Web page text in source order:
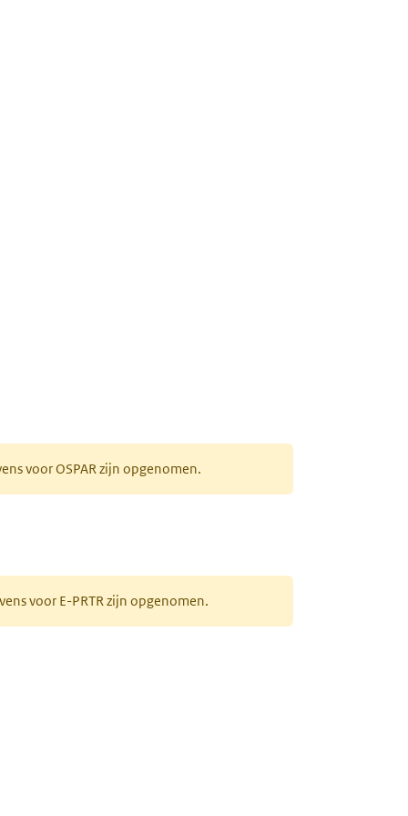
voor OSPAR zijn opgenomen.
voor E-PRTR zijn opgenomen.